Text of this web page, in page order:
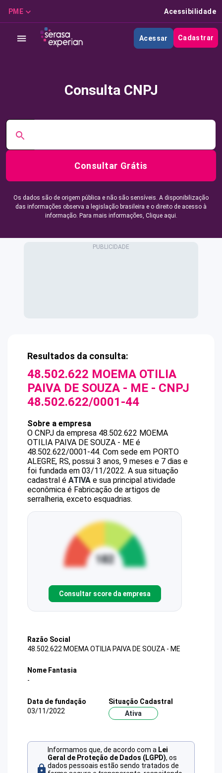
PME Acessibilidade
Acessar Cadastrar
Consulta CNPJ
Consultar Grátis
Os dados são de origem pública e não são sensíveis. A disponibilização
das informações observa a legislação brasileira e o direito de acesso à
informação. Para mais informações, Clique aqui.
Resultados da consulta:
48.502.622 MOEMA OTILIA
PAIVA DE SOUZA - ME - CNPJ
48.502.622/0001-44
Sobre a empresa
O CNPJ da empresa 48.502.622 MOEMA
OTILIA PAIVA DE SOUZA - ME é
48.502.622/0001-44. Com sede em PORTO
ALEGRE, RS, possui 3 anos, 9 meses e 7 dias e
foi fundada em 03/11/2022. A sua situação
cadastral é ATIVA e sua principal atividade
econômica é Fabricação de artigos de
serralheria, exceto esquadrias.
Consultar score da empresa
Razão Social
48.502.622 MOEMA OTILIA PAIVA DE SOUZA - ME
Nome Fantasia
-
Data de fundação
03/11/2022
Situação Cadastral
Ativa
Informamos que, de acordo com a Lei
Geral de Proteção de Dados (LGPD), os
dados pessoais estão sendo tratados de